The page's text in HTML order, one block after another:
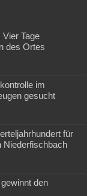
Tage
des Ortes
im
gesucht
für
Niederfischbach
den